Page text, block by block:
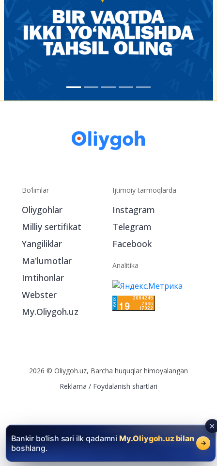
Bo‘limlar
Oliygohlar
Milliy sertifikat
Yangiliklar
Ma'lumotlar
Imtihonlar
Webster
My.Oliygoh.uz
Ijtimoiy tarmoqlarda
Instagram
Telegram
Facebook
Analitika
2026 © Oliygoh.uz, Barcha huquqlar himoyalangan
Reklama / Foydalanish shartlari
Bankir bo‘lish sari ilk qadamni My.Oliygoh.uz bilan
boshlang.